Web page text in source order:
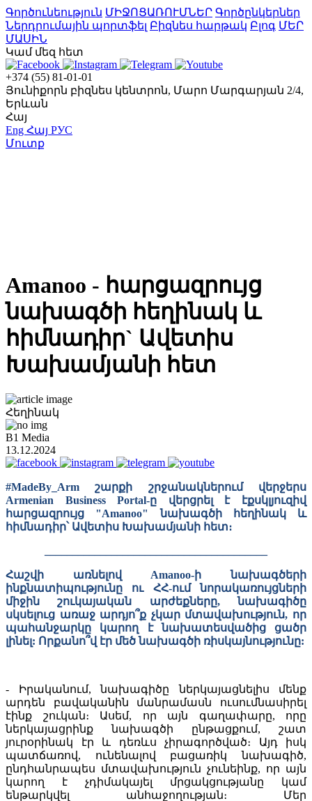
Գործունեություն ՄԻՋՈՑԱՌՈՒՄՆԵՐ Գործընկերներ
Ներդրումային պորտֆել Բիզնես հարթակ Բլոգ ՄԵՐ
ՄԱՍԻՆ
Կամ մեզ հետ
+374 (55) 81-01-01
Յունիքորն բիզնես կենտրոն, Մարո Մարգարյան 2/4,
Երևան
Հայ
Eng Հայ РУС
Մուտք
Amanoo - հարցազրույց
նախագծի հեղինակ և
հիմնադիր` Ավետիս
Խախամյանի հետ
Հեղինակ
B1 Media
13.12.2024
#MadeBy_Arm շարքի շրջանակներում վերջերս
Armenian Business Portal-ը վերցրել է էքսկլյուզիվ
հարցազրույց "Amanoo" նախագծի հեղինակ և
հիմնադիր՝ Ավետիս Խախամյանի հետ։
Հաշվի առնելով Amanoo-ի նախագծերի
ինքնատիպությունը ու ՀՀ-ում նորակառույցների
միջին շուկայական արժեքները, նախագիծը
սկսելուց առաջ արդյո՞ք չկար մտավախություն, որ
պահանջարկը կարող է նախատեսվածից ցածր
լինել: Որքանո՞վ էր մեծ նախագծի ռիսկայնությունը:
- Իրականում, նախագիծը ներկայացնելիս մենք
արդեն բավականին մանրամասն ուսումնասիրել
էինք շուկան։ Ասեմ, որ այն գաղափարը, որը
ներկայացրինք նախագծի ընթացքում, շատ
յուրօրինակ էր և դեռևս չիրագործված։ Այդ իսկ
պատճառով, ունենալով բացառիկ նախագիծ,
ընդհանրապես մտավախություն չունեինք, որ այն
կարող է չդիմակայել մրցակցությանը կամ
ենթարկվել անհաջողության։ Մեր